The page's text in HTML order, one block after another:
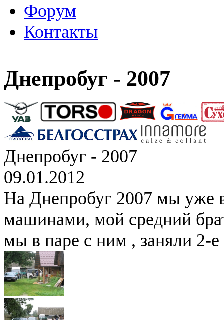
Форум
Контакты
Днепробуг - 2007
Днепробуг - 2007
09.01.2012
На Днепробуг 2007 мы уже
машинами, мой средний
мы в паре с ним , заняли 2-